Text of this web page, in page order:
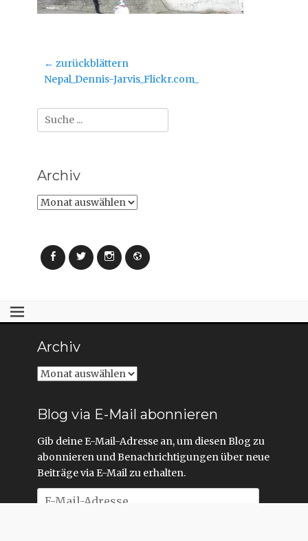
Beitragsnavigation
← zurückblättern
Vorheriger
Nepal_Dennis-Jarvis_Flickr.com_
Suche
nach:
Archiv
Archiv
FacebookTwitter InstagramWebseite
Archiv
Archiv
Blog via E-Mail abonnieren
Gib deine E-Mail-Adresse an, um diesen Blog zu
abonnieren und Benachrichtigungen über neue
Beiträge via E-Mail zu erhalten.
E-